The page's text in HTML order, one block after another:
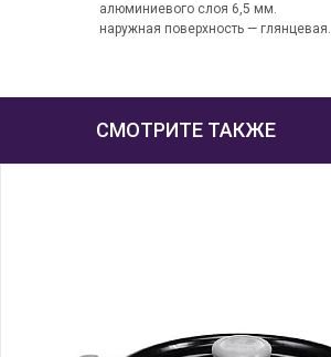
алюминиевого слоя 6,5 мм.
наружная поверхность — глянцевая.
СМОТРИТЕ ТАКЖЕ